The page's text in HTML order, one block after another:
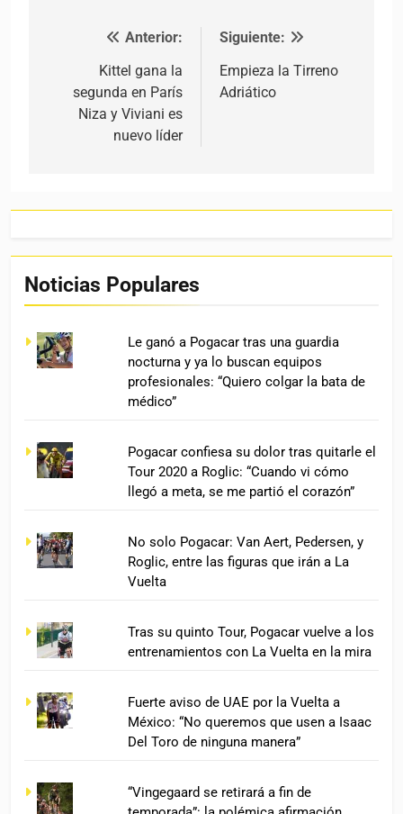
Navegación de entradas
Anterior:
Kittel gana la
segunda en París
Niza y Viviani es
nuevo líder
Siguiente:
Empieza la Tirreno
Adriático
Noticias Populares
Le ganó a Pogacar tras una guardia
nocturna y ya lo buscan equipos
profesionales: “Quiero colgar la bata de
médico”
Pogacar confiesa su dolor tras quitarle el
Tour 2020 a Roglic: “Cuando vi cómo
llegó a meta, se me partió el corazón”
No solo Pogacar: Van Aert, Pedersen, y
Roglic, entre las figuras que irán a La
Vuelta
Tras su quinto Tour, Pogacar vuelve a los
entrenamientos con La Vuelta en la mira
Fuerte aviso de UAE por la Vuelta a
México: “No queremos que usen a Isaac
Del Toro de ninguna manera”
“Vingegaard se retirará a fin de